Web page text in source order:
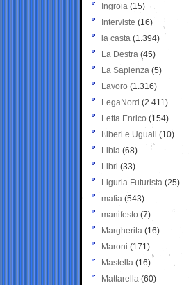
Ingroia (15)
Interviste (16)
la casta (1.394)
La Destra (45)
La Sapienza (5)
Lavoro (1.316)
LegaNord (2.411)
Letta Enrico (154)
Liberi e Uguali (10)
Libia (68)
Libri (33)
Liguria Futurista (25)
mafia (543)
manifesto (7)
Margherita (16)
Maroni (171)
Mastella (16)
Mattarella (60)